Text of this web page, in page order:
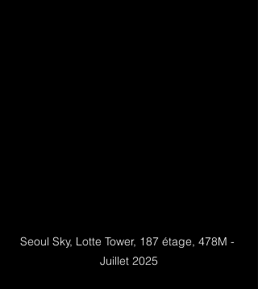
Seoul Sky, Lotte Tower, 187 étage, 478M -
Juillet 2025